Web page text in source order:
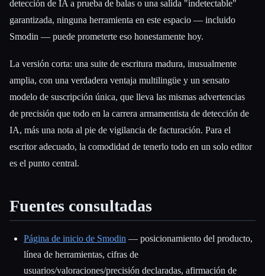
detección de IA a prueba de balas o una salida "indetectable"
garantizada, ninguna herramienta en este espacio — incluido
Smodin — puede prometerte eso honestamente hoy.
La versión corta: una suite de escritura madura, inusualmente
amplia, con una verdadera ventaja multilingüe y un sensato
modelo de suscripción única, que lleva las mismas advertencias
de precisión que todo en la carrera armamentista de detección de
IA, más una nota al pie de vigilancia de facturación. Para el
escritor adecuado, la comodidad de tenerlo todo en un solo editor
es el punto central.
Fuentes consultadas
Página de inicio de Smodin — posicionamiento del producto,
línea de herramientas, cifras de
usuarios/valoraciones/precisión declaradas, afirmación de